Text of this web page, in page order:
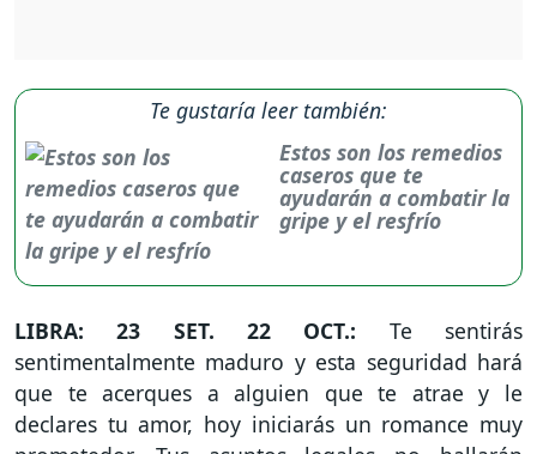
Te gustaría leer también:
Estos son los remedios
caseros que te
ayudarán a combatir la
gripe y el resfrío
LIBRA: 23 SET. 22 OCT.: Te sentirás
sentimentalmente maduro y esta seguridad hará
que te acerques a alguien que te atrae y le
declares tu amor, hoy iniciarás un romance muy